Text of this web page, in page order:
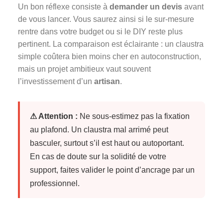
Un bon réflexe consiste à demander un devis avant
de vous lancer. Vous saurez ainsi si le sur-mesure
rentre dans votre budget ou si le DIY reste plus
pertinent. La comparaison est éclairante : un claustra
simple coûtera bien moins cher en autoconstruction,
mais un projet ambitieux vaut souvent
l’investissement d’un artisan.
⚠ Attention : Ne sous-estimez pas la fixation
au plafond. Un claustra mal arrimé peut
basculer, surtout s’il est haut ou autoportant.
En cas de doute sur la solidité de votre
support, faites valider le point d’ancrage par un
professionnel.